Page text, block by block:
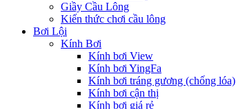
Giầy Cầu Lông
Kiến thức chơi cầu lông
Bơi Lội
Kính Bơi
Kính bơi View
Kính bơi YingFa
Kính bơi tráng gương (chống lóa)
Kính bơi cận thị
Kính bơi giá rẻ